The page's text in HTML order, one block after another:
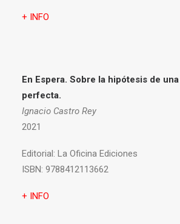
+ INFO
En Espera. Sobre la hipótesis de
perfecta.
Ignacio Castro Rey
2021
Editorial: La Oficina Ediciones
ISBN: 9788412113662
+ INFO